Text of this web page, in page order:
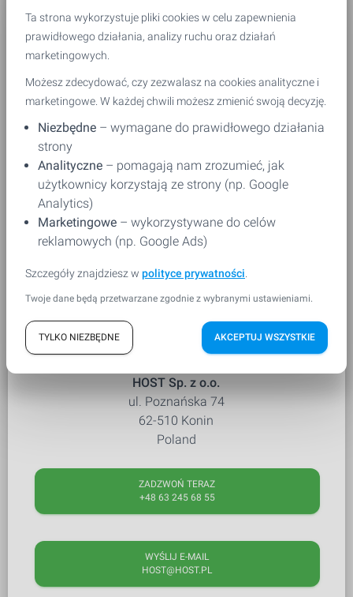
keyboard_arrow_leftPoprzedni keyboard_arrow_right
Kontakt z nami
Masz pytania? Skontaktuj się z nami
HOST Sp. z o.o.
ul. Poznańska 74
62-510 Konin
Poland
ZADZWOŃ TERAZ
+48 63 245 68 55
WYŚLIJ E-MAIL
HOST@HOST.PL
Ta strona wykorzystuje pliki cookies w celu zapewnienia
prawidłowego działania, analizy ruchu oraz działań
marketingowych.
Możesz zdecydować, czy zezwalasz na cookies analityczne i
marketingowe. W każdej chwili możesz zmienić swoją decyzję.
Niezbędne – wymagane do prawidłowego działania
strony
Analityczne – pomagają nam zrozumieć, jak
użytkownicy korzystają ze strony (np. Google
Analytics)
Marketingowe – wykorzystywane do celów
reklamowych (np. Google Ads)
Szczegóły znajdziesz w polityce prywatności
Twoje dane będą przetwarzane zgodnie z wybranymi ustawieniami.
TYLKO NIEZBĘDNE AKCEPTUJ WSZYSTKIE